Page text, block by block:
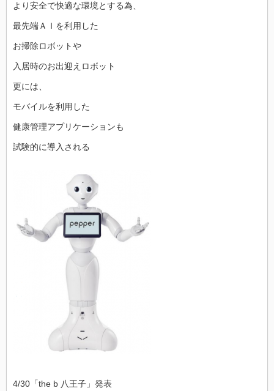
より安全で快適な環境とする為、
最先端ＡＩを利用した
お掃除ロボットや
入居時のお出迎えロボット
更には、
モバイルを利用した
健康管理アプリケーションも
試験的に導入される
4/30「the b 八王子」発表